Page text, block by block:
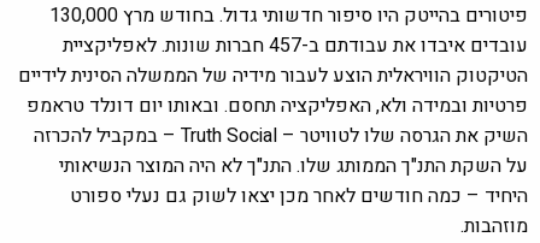
פיטורים בהייטק היו סיפור חדשותי גדול. בחודש מרץ 130,000
עובדים איבדו את עבודתם ב-457 חברות שונות. לאפליקציית
הטיקטוק הוויראלית הוצע לעבור מידיה של הממשלה הסינית לידיים
פרטיות ובמידה ולא, האפליקציה תחסם. ובאותו יום דונלד טראמפ
השיק את הגרסה שלו לטוויטר – Truth Social – במקביל להכרזה
על השקת התנ"ך הממותג שלו. התנ"ך לא היה המוצר הנשיאותי
היחיד – כמה חודשים לאחר מכן יצאו לשוק גם נעלי ספורט
מוזהבות.